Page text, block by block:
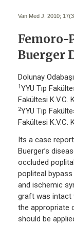
Van Med J. 2010;
Femoro-
Buerger
Dolunay Odabaşı
1YYU Tıp
Fakültesi K.V.C.
2YYU Tıp
Fakültesi K.V.C.
Its a case
Buerger’s
occluded
popliteal
and ischemic
graft was intact
the appropriate
should be